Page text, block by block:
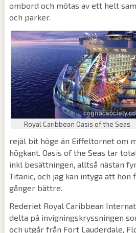
ombord och mötas av ett helt
och parker.
Royal Caribbean Oasis of the Seas
rejäl bit höge än Eiffeltornet om
högkant. Oasis of the Seas tar
inkl besättningen, alltså nästan
Titanic, och jag kan intyga att
gånger bättre.
Rederiet Royal Caribbean
delta på invigningskryssningen
och utgår från Fort Lauderdale,